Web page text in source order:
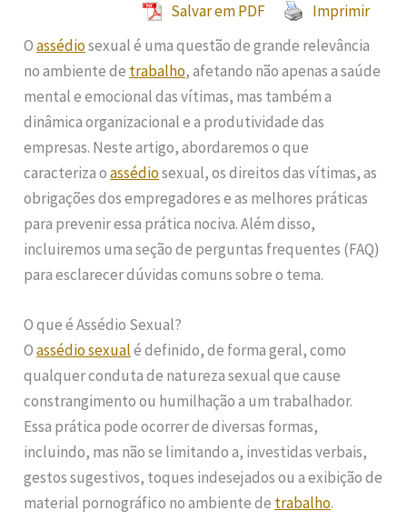
Salvar em PDF
Imprimir
Oassédiosexual é uma questão de grande relevância
no ambiente de trabalho, afetando não apenas a saúde
mental e emocional das vítimas, mas também a
dinâmica organizacional e a produtividade das
empresas. Neste artigo, abordaremos o que
caracteriza oassédiosexual, os direitos das vítimas, as
obrigações dos empregadores e as melhores práticas
para prevenir essa prática nociva. Além disso,
incluiremos uma seção de perguntas frequentes (FAQ)
para esclarecer dúvidas comuns sobre o tema.
O que é Assédio Sexual?
Oassédio sexualé definido, de forma geral, como
qualquer conduta de natureza sexual que cause
constrangimento ou humilhação a um trabalhador.
Essa prática pode ocorrer de diversas formas,
incluindo, mas não se limitando a, investidas verbais,
gestos sugestivos, toques indesejados ou a exibição de
material pornográfico no ambiente de trabalho.